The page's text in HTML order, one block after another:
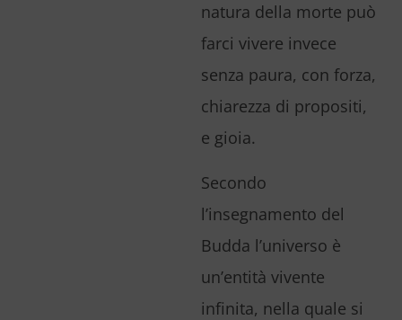
natura della morte può
farci vivere invece
senza paura, con forza,
chiarezza di propositi,
e gioia.
Secondo
l’insegnamento del
Budda l’universo è
un’entità vivente
infinita, nella quale si